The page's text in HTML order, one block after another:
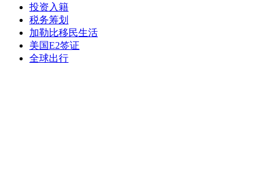
投资入籍
税务筹划
加勒比移民生活
美国E2签证
全球出行